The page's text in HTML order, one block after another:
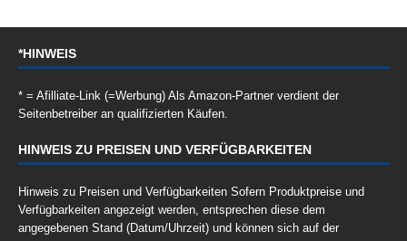
*HINWEIS
* = Afilliate-Link (=Werbung) Als Amazon-Partner verdient der
Seitenbetreiber an qualifizierten Käufen.
HINWEIS ZU PREISEN UND VERFÜGBARKEITEN
Hinweis zu Preisen und Verfügbarkeiten Sofern Produktpreise und
Verfügbarkeiten angezeigt werden, entsprechen diese dem
angegebenen Stand (Datum/Uhrzeit) und können sich auf der